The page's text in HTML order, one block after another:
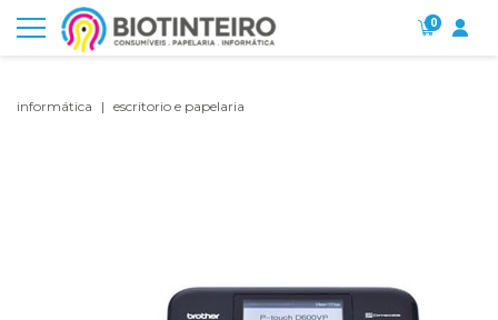
0
informática escritorio e papelaria